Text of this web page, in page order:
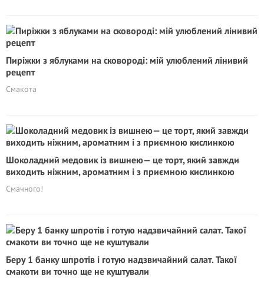
Пиріжки з яблуками на сковороді: мій улюблений лінивий
рецепт
Смакота
Шоколадний медовик із вишнею— це торт, який завжди
виходить ніжним, ароматним і з приємною кислинкою
Смачного!
Беру 1 банку шпротів і готую надзвичайний салат. Такої
смакоти ви точно ще не куштували